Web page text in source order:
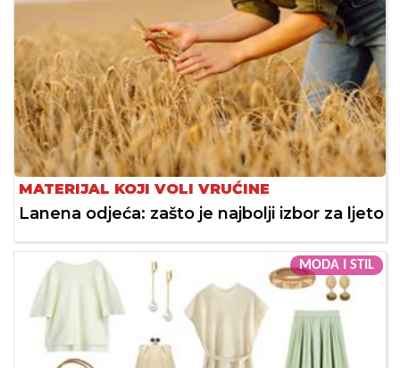
MATERIJAL KOJI VOLI VRUĆINE
Lanena odjeća: zašto je najbolji izbor za ljeto
MODA I STIL